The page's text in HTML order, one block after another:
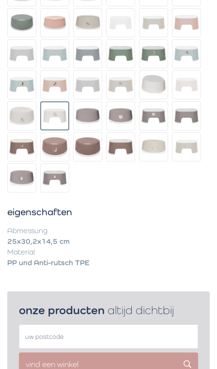
eigenschaften
Abmessung
25x30,2x14,5 cm
Material
PP und Anti-rutsch TPE
onze producten altijd dichtbij
vind een winkel